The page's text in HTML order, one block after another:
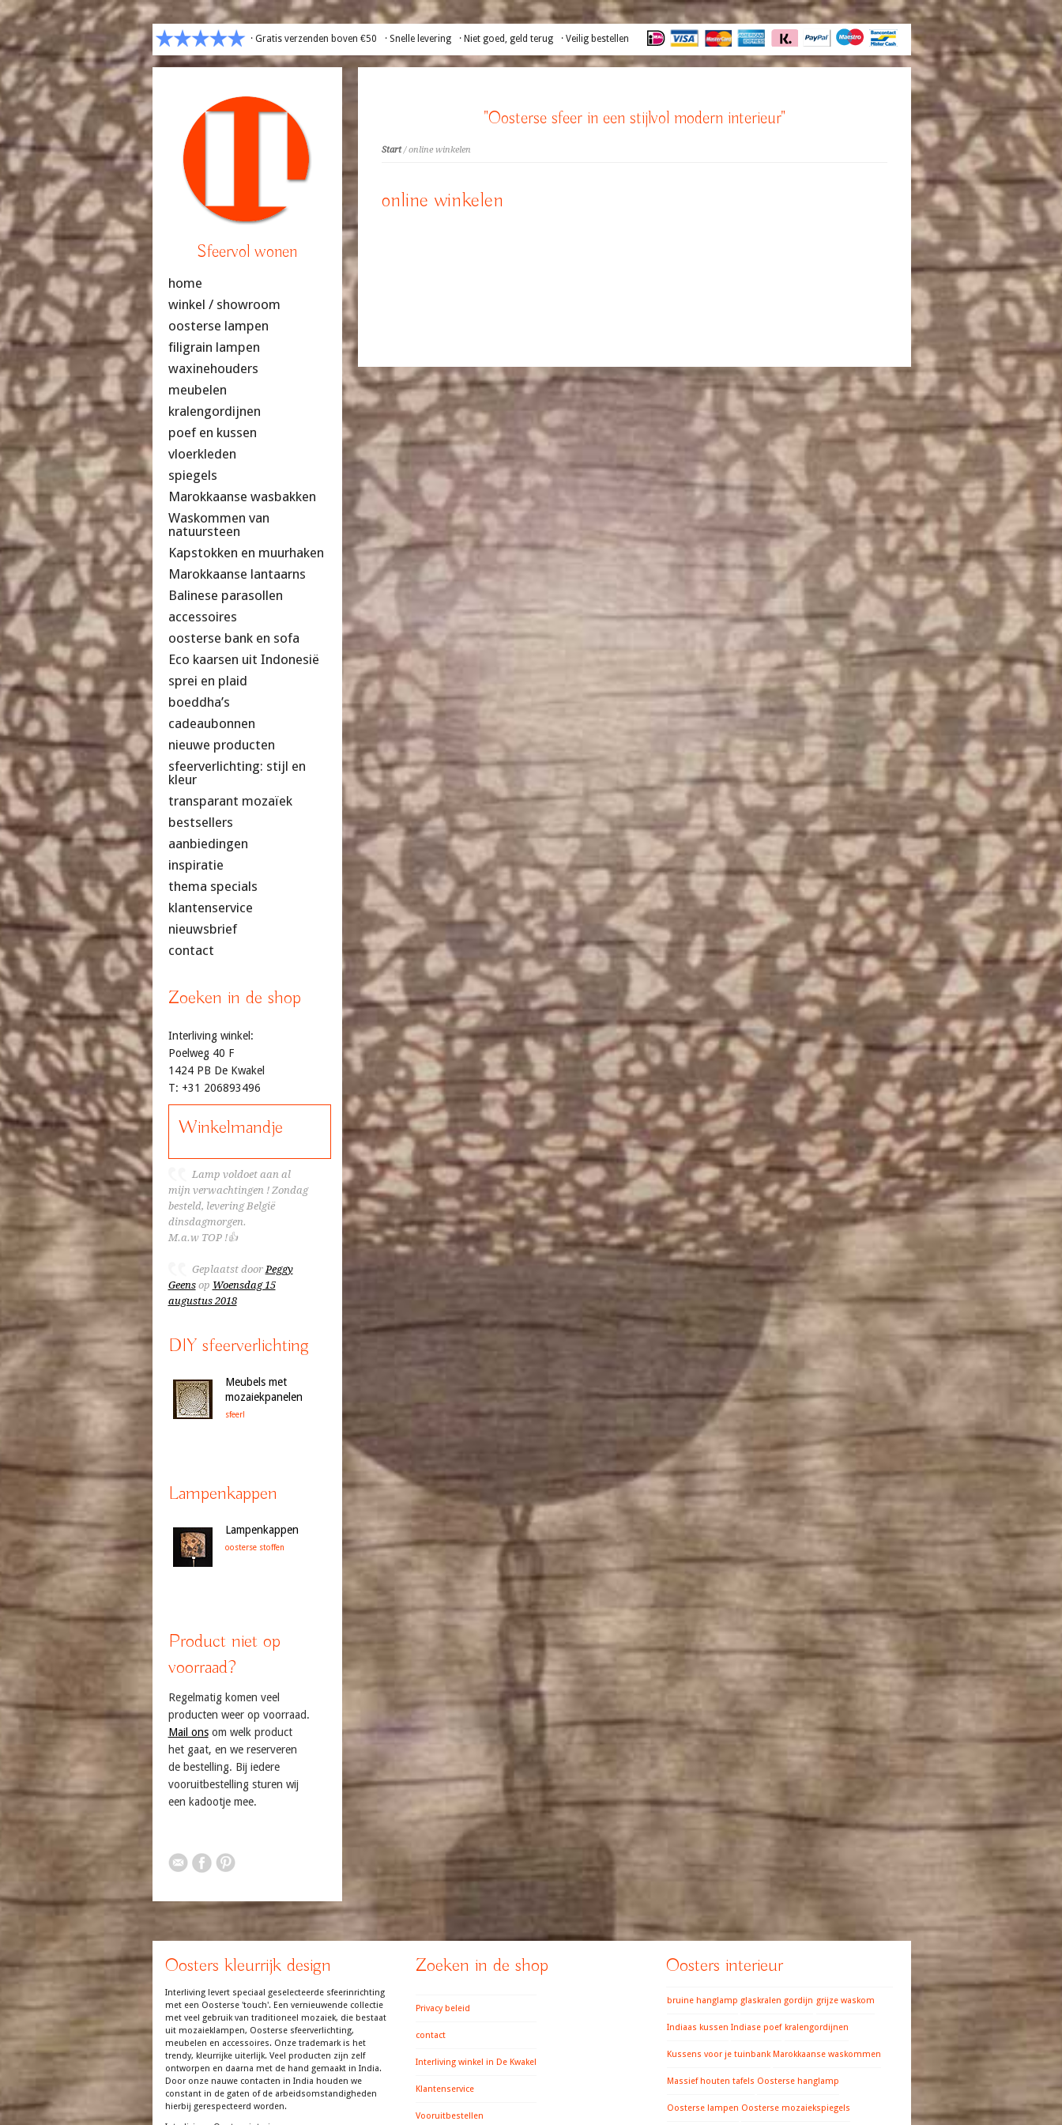
· Gratis verzenden boven €50 · Snelle levering · Niet goed, geld terug · Veilig bestellen
"Oosterse sfeer in een stijlvol modern interieur"
Start/ online winkelen
online winkelen
Sfeervol wonen
home
winkel / showroom
oosterse lampen
filigrain lampen
waxinehouders
meubelen
kralengordijnen
poef en kussen
vloerkleden
spiegels
Marokkaanse wasbakken
Waskommen van
natuursteen
Kapstokken en muurhaken
Marokkaanse lantaarns
Balinese parasollen
accessoires
oosterse bank en sofa
Eco kaarsen uit Indonesië
sprei en plaid
boeddha’s
cadeaubonnen
nieuwe producten
sfeerverlichting: stijl en
kleur
transparant mozaïek
bestsellers
aanbiedingen
inspiratie
thema specials
klantenservice
nieuwsbrief
contact
Zoeken in de shop
Interliving winkel:
Poelweg 40 F
1424 PB De Kwakel
T: +31 206893496
Winkelmandje
Lamp voldoet aan al
mijn verwachtingen ! Zondag
besteld, levering België
dinsdagmorgen.
M.a.w TOP !👍
Geplaatst doorPeggy
Geensop Woensdag 15
augustus 2018
DIY sfeerverlichting
Meubels met
mozaiekpanelen
sfeer!
Lampenkappen
Lampenkappen
oosterse stoffen
Product niet op
voorraad?
Regelmatig komen veel
producten weer op voorraad.
Mail onsom welk product
het gaat, en we reserveren
de bestelling. Bij iedere
vooruitbestelling sturen wij
een kadootje mee.
Oosters kleurrijk design
Interliving levert speciaal geselecteerde sfeerinrichting
met een Oosterse 'touch'. Een vernieuwende collectie
met veel gebruik van traditioneel mozaiek, die bestaat
uit mozaieklampen, Oosterse sfeerverlichting,
meubelen en accessoires. Onze trademark is het
trendy, kleurrijke uiterlijk. Veel producten zijn zelf
ontworpen en daarna met de hand gemaakt in India.
Door onze nauwe contacten in India houden we
constant in de gaten of de arbeidsomstandigheden
hierbij gerespecteerd worden.
Zoeken in de shop
Privacy beleid
contact
Interliving winkel in De Kwakel
Klantenservice
Vooruitbestellen
Oosters interieur
bruine hanglamp glaskralen gordijn grijze waskom
Indiaas kussen Indiase poef kralengordijnen
Kussens voor je tuinbank Marokkaanse waskommen
Massief houten tafels Oosterse hanglamp
Oosterse lampen Oosterse mozaiekspiegels